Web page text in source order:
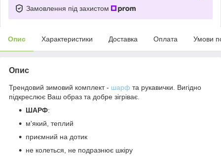
Замовлення під захистом
Опис Характеристики Доставка Оплата Умови
Опис
Трендовий зимовий комплект - шарф та рукавички. Вигідно
підкреслює Ваш образ та добре зігріває.
ШАРФ:
м'який, теплий
приємний на дотик
не колеться, не подразнює шкіру